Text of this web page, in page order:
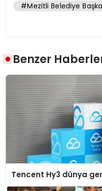
#Mezitli Belediye
Benzer
Tencent Hy3 dünya